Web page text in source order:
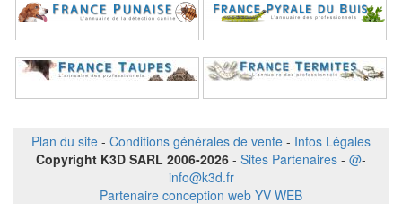
Plan du site - Conditions générales de vente - Infos Légales
Copyright K3D SARL 2006-2026 - Sites Partenaires - @-
info@k3d.fr
Partenaire conception web YV WEB